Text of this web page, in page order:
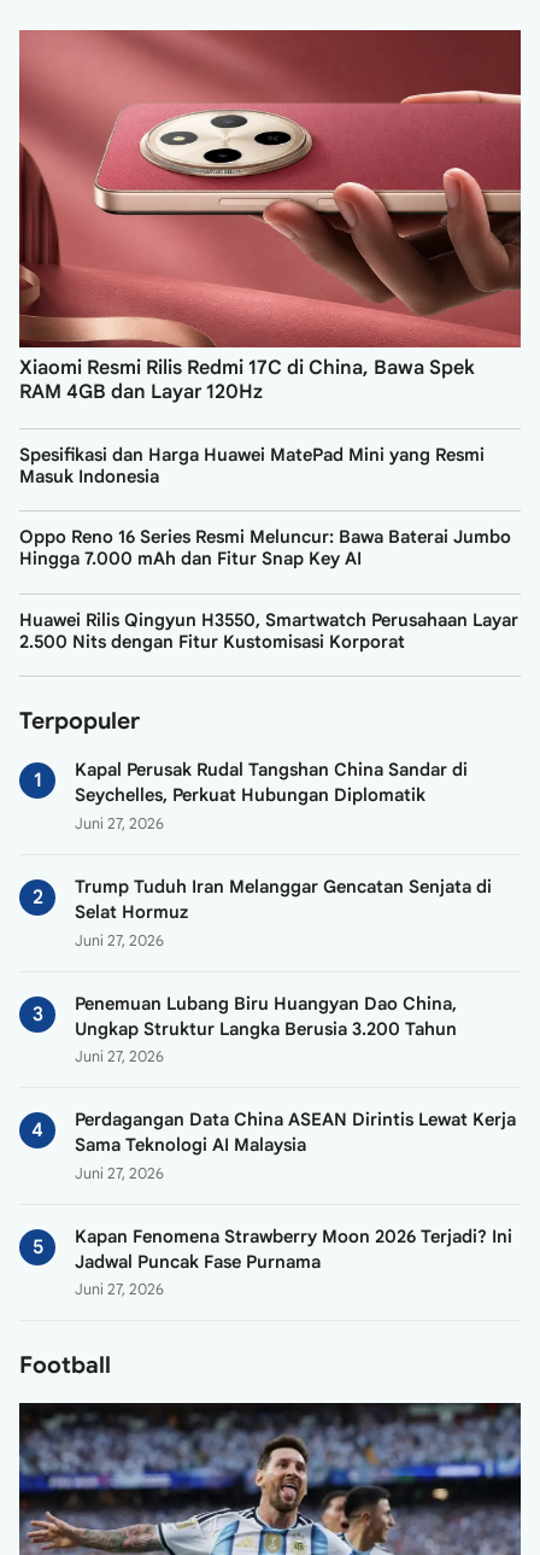
Xiaomi Resmi Rilis Redmi 17C di China, Bawa Spek
RAM 4GB dan Layar 120Hz
Spesifikasi dan Harga Huawei MatePad Mini yang Resmi
Masuk Indonesia
Oppo Reno 16 Series Resmi Meluncur: Bawa Baterai Jumbo
Hingga 7.000 mAh dan Fitur Snap Key AI
Huawei Rilis Qingyun H3550, Smartwatch Perusahaan Layar
2.500 Nits dengan Fitur Kustomisasi Korporat
Terpopuler
Kapal Perusak Rudal Tangshan China Sandar di
Seychelles, Perkuat Hubungan Diplomatik
Juni 27, 2026
Trump Tuduh Iran Melanggar Gencatan Senjata di
Selat Hormuz
Juni 27, 2026
Penemuan Lubang Biru Huangyan Dao China,
Ungkap Struktur Langka Berusia 3.200 Tahun
Juni 27, 2026
Perdagangan Data China ASEAN Dirintis Lewat Kerja
Sama Teknologi AI Malaysia
Juni 27, 2026
Kapan Fenomena Strawberry Moon 2026 Terjadi? Ini
Jadwal Puncak Fase Purnama
Juni 27, 2026
Football